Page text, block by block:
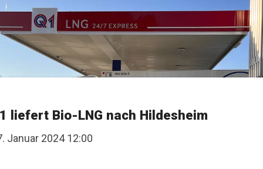
liefert Bio-LNG nach Hildesheim
Januar 2024 12:00